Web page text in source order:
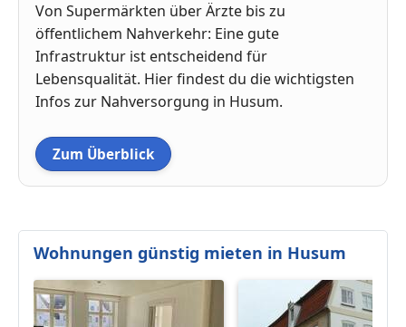
Von Supermärkten über Ärzte bis zu
öffentlichem Nahverkehr: Eine gute
Infrastruktur ist entscheidend für
Lebensqualität. Hier findest du die wichtigsten
Infos zur Nahversorgung in Husum.
Zum Überblick
Wohnungen günstig mieten in Husum